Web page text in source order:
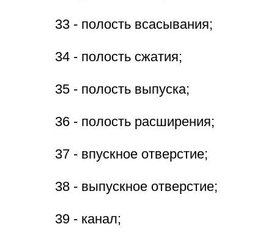
33 - полость всасывания;
34 - полость сжатия;
35 - полость выпуска;
36 - полость расширения;
37 - впускное отверстие;
38 - выпускное отверстие;
39 - канал;